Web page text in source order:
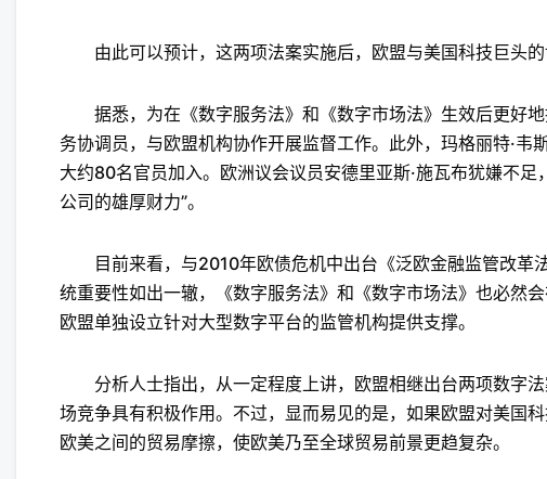
由此可以预计，这两项法案实施后，欧盟与美国科技巨头的
据悉，为在《数字服务法》和《数字市场法》生效后更好地
务协调员，与欧盟机构协作开展监督工作。此外，玛格丽特·
大约80名官员加入。欧洲议会议员安德里亚斯·施瓦布犹嫌不
公司的雄厚财力”。
目前来看，与2010年欧债危机中出台《泛欧金融监管改革
统重要性如出一辙，《数字服务法》和《数字市场法》也必然
欧盟单独设立针对大型数字平台的监管机构提供支撑。
分析人士指出，从一定程度上讲，欧盟相继出台两项数字
场竞争具有积极作用。不过，显而易见的是，如果欧盟对美国
欧美之间的贸易摩擦，使欧美乃至全球贸易前景更趋复杂。